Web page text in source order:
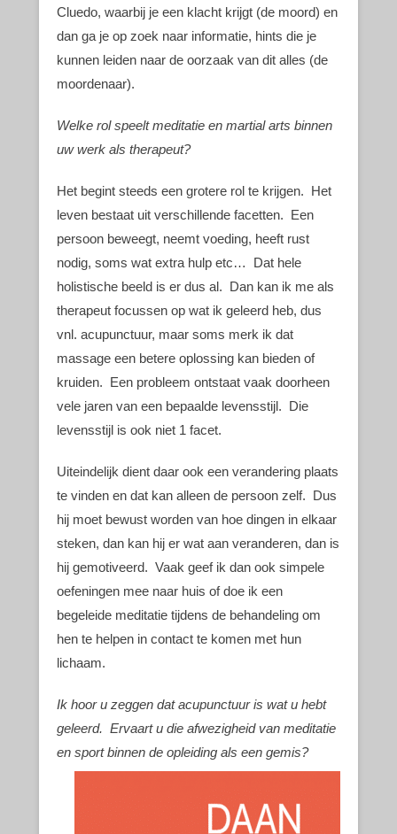
Cluedo, waarbij je een klacht krijgt (de moord) en
dan ga je op zoek naar informatie, hints die je
kunnen leiden naar de oorzaak van dit alles (de
moordenaar).
Welke rol speelt meditatie en martial arts binnen
uw werk als therapeut?
Het begint steeds een grotere rol te krijgen. Het
leven bestaat uit verschillende facetten. Een
persoon beweegt, neemt voeding, heeft rust
nodig, soms wat extra hulp etc… Dat hele
holistische beeld is er dus al. Dan kan ik me als
therapeut focussen op wat ik geleerd heb, dus
vnl. acupunctuur, maar soms merk ik dat
massage een betere oplossing kan bieden of
kruiden. Een probleem ontstaat vaak doorheen
vele jaren van een bepaalde levensstijl. Die
levensstijl is ook niet 1 facet.
Uiteindelijk dient daar ook een verandering plaats
te vinden en dat kan alleen de persoon zelf. Dus
hij moet bewust worden van hoe dingen in elkaar
steken, dan kan hij er wat aan veranderen, dan is
hij gemotiveerd. Vaak geef ik dan ook simpele
oefeningen mee naar huis of doe ik een
begeleide meditatie tijdens de behandeling om
hen te helpen in contact te komen met hun
lichaam.
Ik hoor u zeggen dat acupunctuur is wat u hebt
geleerd. Ervaart u die afwezigheid van meditatie
en sport binnen de opleiding als een gemis?